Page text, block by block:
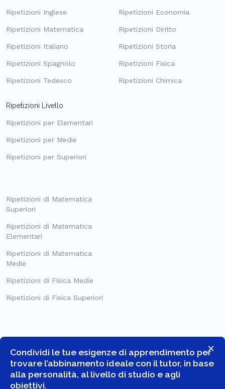
×
Condividi le tue esigenze di apprendimento per
trovare l’abbinamento ideale con il tutor, in base
alla personalità, al livello di studio e agli
obiettivi.
Ripetizioni Inglese
Ripetizioni Matematica
Ripetizioni Italiano
Ripetizioni Spagnolo
Ripetizioni Tedesco
Ripetizioni Economia
Ripetizioni Diritto
Ripetizioni Storia
Ripetizioni Fisica
Ripetizioni Chimica
Ripetizioni Livello
Ripetizioni per Elementari
Ripetizioni per Medie
Ripetizioni per Superiori
Ripetizioni di Matematica
Superiori
Ripetizioni di Matematica
Elementari
Ripetizioni di Matematica
Medie
Ripetizioni di Fisica Medie
Ripetizioni di Fisica Superiori